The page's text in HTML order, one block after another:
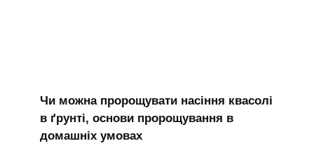
Чи можна пророщувати насіння квасолі
в ґрунті, основи пророщування в
домашніх умовах